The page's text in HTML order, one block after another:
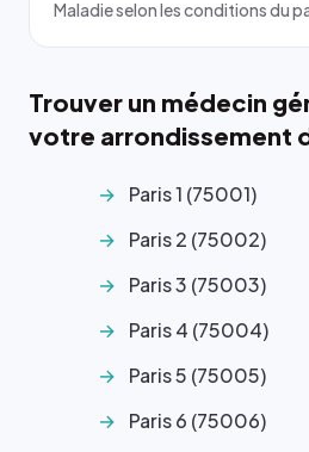
Maladie selon les conditions du
Trouver un médecin
votre arrondissement
Paris 1 (75001)
Paris 2 (75002)
Paris 3 (75003)
Paris 4 (75004)
Paris 5 (75005)
Paris 6 (75006)